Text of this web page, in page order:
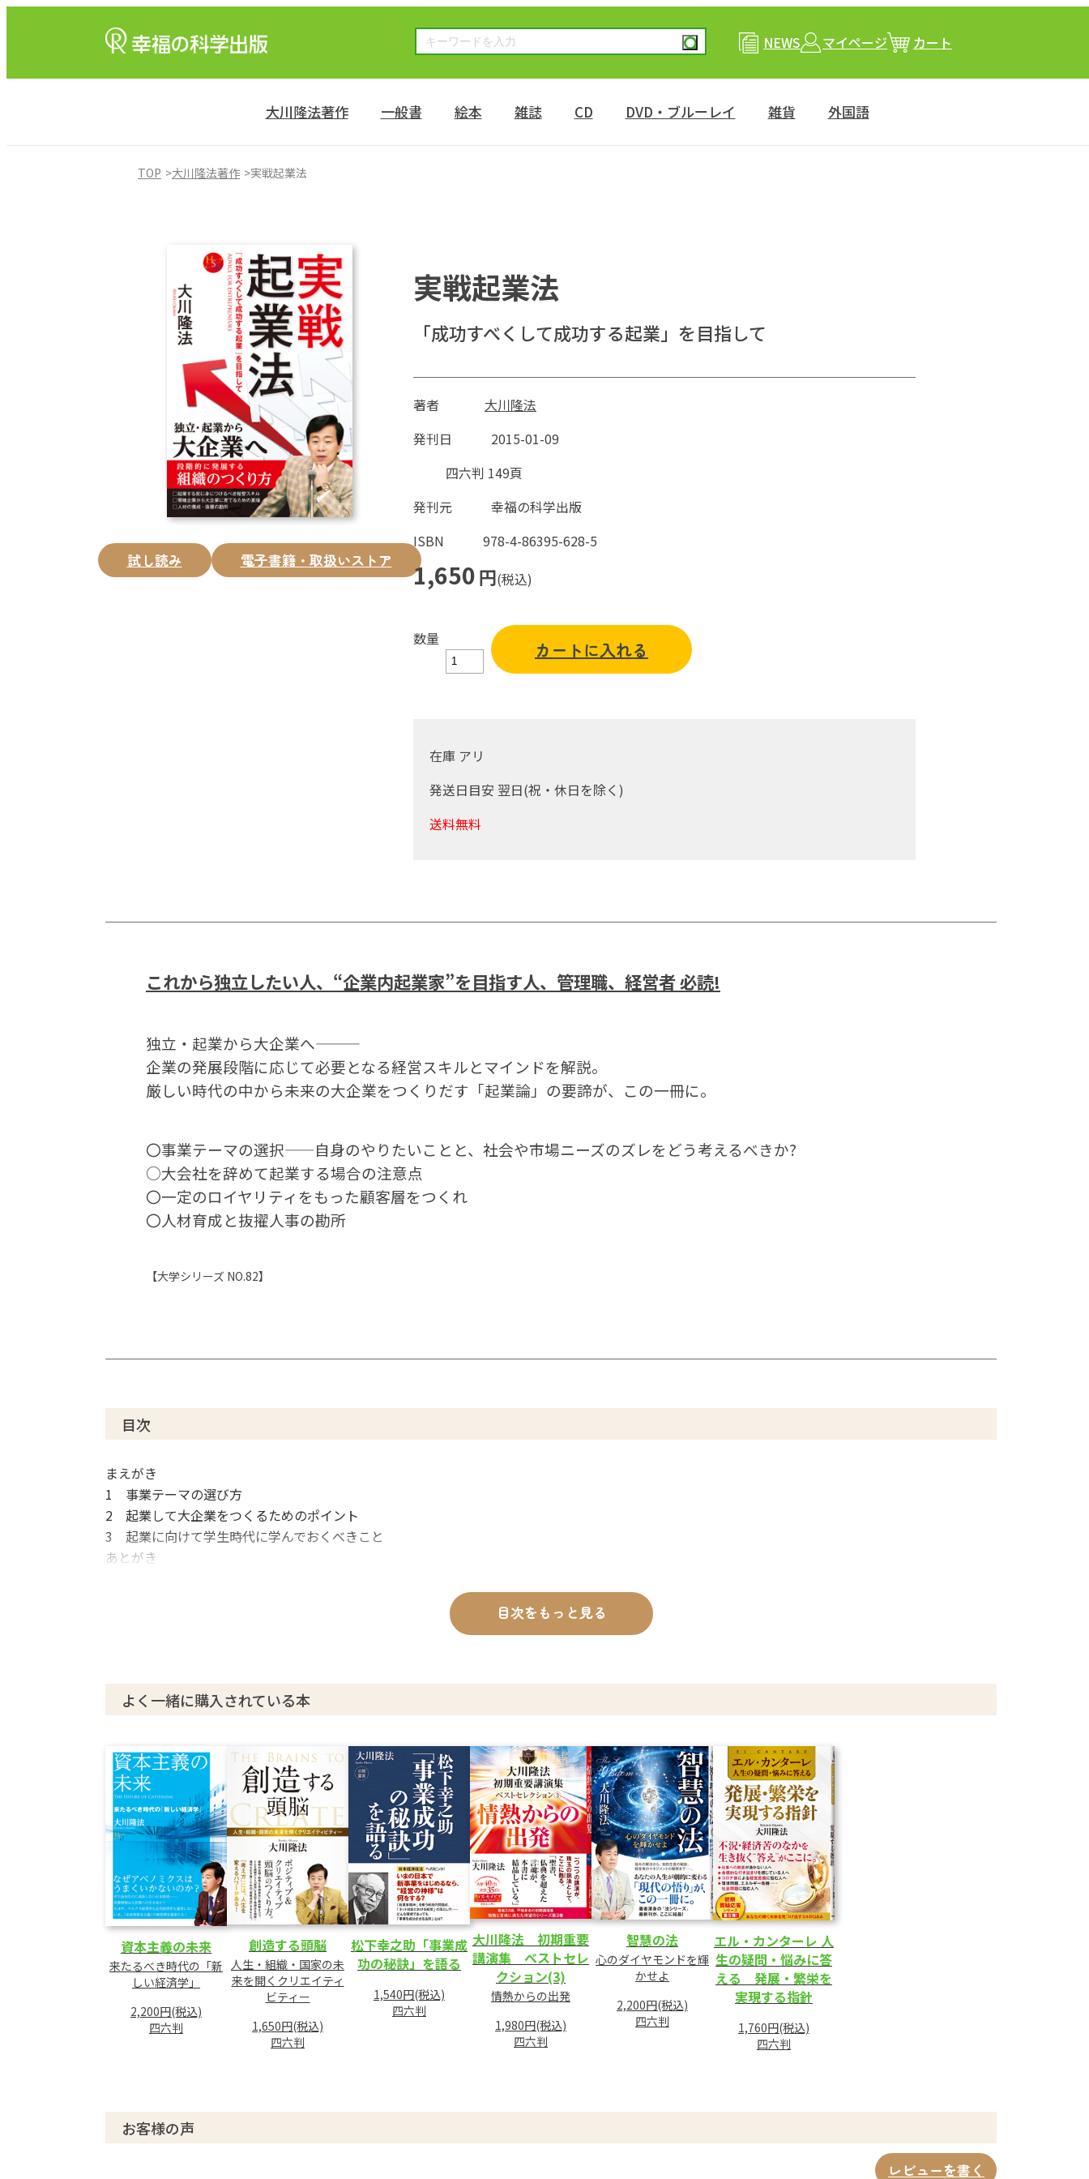
NEWS マイページ カート
大川隆法著作 一般書 絵本 雑誌 CD DVD・ブルーレイ 雑貨 外国語
TOP 大川隆法著作 実戦起業法
試し読み 電子書籍・取扱いストア
実戦起業法
「成功すべくして成功する起業」を目指して
著者
大川隆法
発刊日
2015-01-09
四六判 149頁
発刊元
幸福の科学出版
ISBN
978-4-86395-628-5
1,650円(税込)
数量
カートに入れる
在庫 アリ
発送日目安 翌日(祝・休日を除く)
送料無料
これから独立したい人、“企業内起業家”を目指す人、管理職、経営者 必読!
独立・起業から大企業へ―――
企業の発展段階に応じて必要となる経営スキルとマインドを解説。
厳しい時代の中から未来の大企業をつくりだす「起業論」の要諦が、この一冊に。
〇事業テーマの選択――自身のやりたいことと、社会や市場ニーズのズレをどう考えるべきか?
○大会社を辞めて起業する場合の注意点
〇一定のロイヤリティをもった顧客層をつくれ
〇人材育成と抜擢人事の勘所
【大学シリーズ NO.82】
目次
まえがき
1 事業テーマの選び方
2 起業して大企業をつくるためのポイント
3 起業に向けて学生時代に学んでおくべきこと
あとがき
目次をもっと見る
よく一緒に購入されている本
資本主義の未来
来たるべき時代の「新
しい経済学」
2,200円(税込)
四六判
創造する頭脳
人生・組織・国家の未
来を開くクリエイティ
ビティー
1,650円(税込)
四六判
松下幸之助「事業成
功の秘訣」を語る
1,540円(税込)
四六判
大川隆法 初期重要
講演集 ベストセレ
クション(3)
情熱からの出発
1,980円(税込)
四六判
智慧の法
心のダイヤモンドを輝
かせよ
2,200円(税込)
四六判
エル・カンターレ 人
生の疑問・悩みに答
える 発展・繁栄を
実現する指針
1,760円(税込)
四六判
お客様の声
レビューを書く